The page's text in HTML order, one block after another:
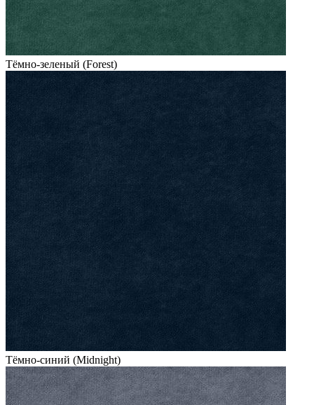
Тёмно-зеленый (Forest)
Тёмно-синий (Midnight)